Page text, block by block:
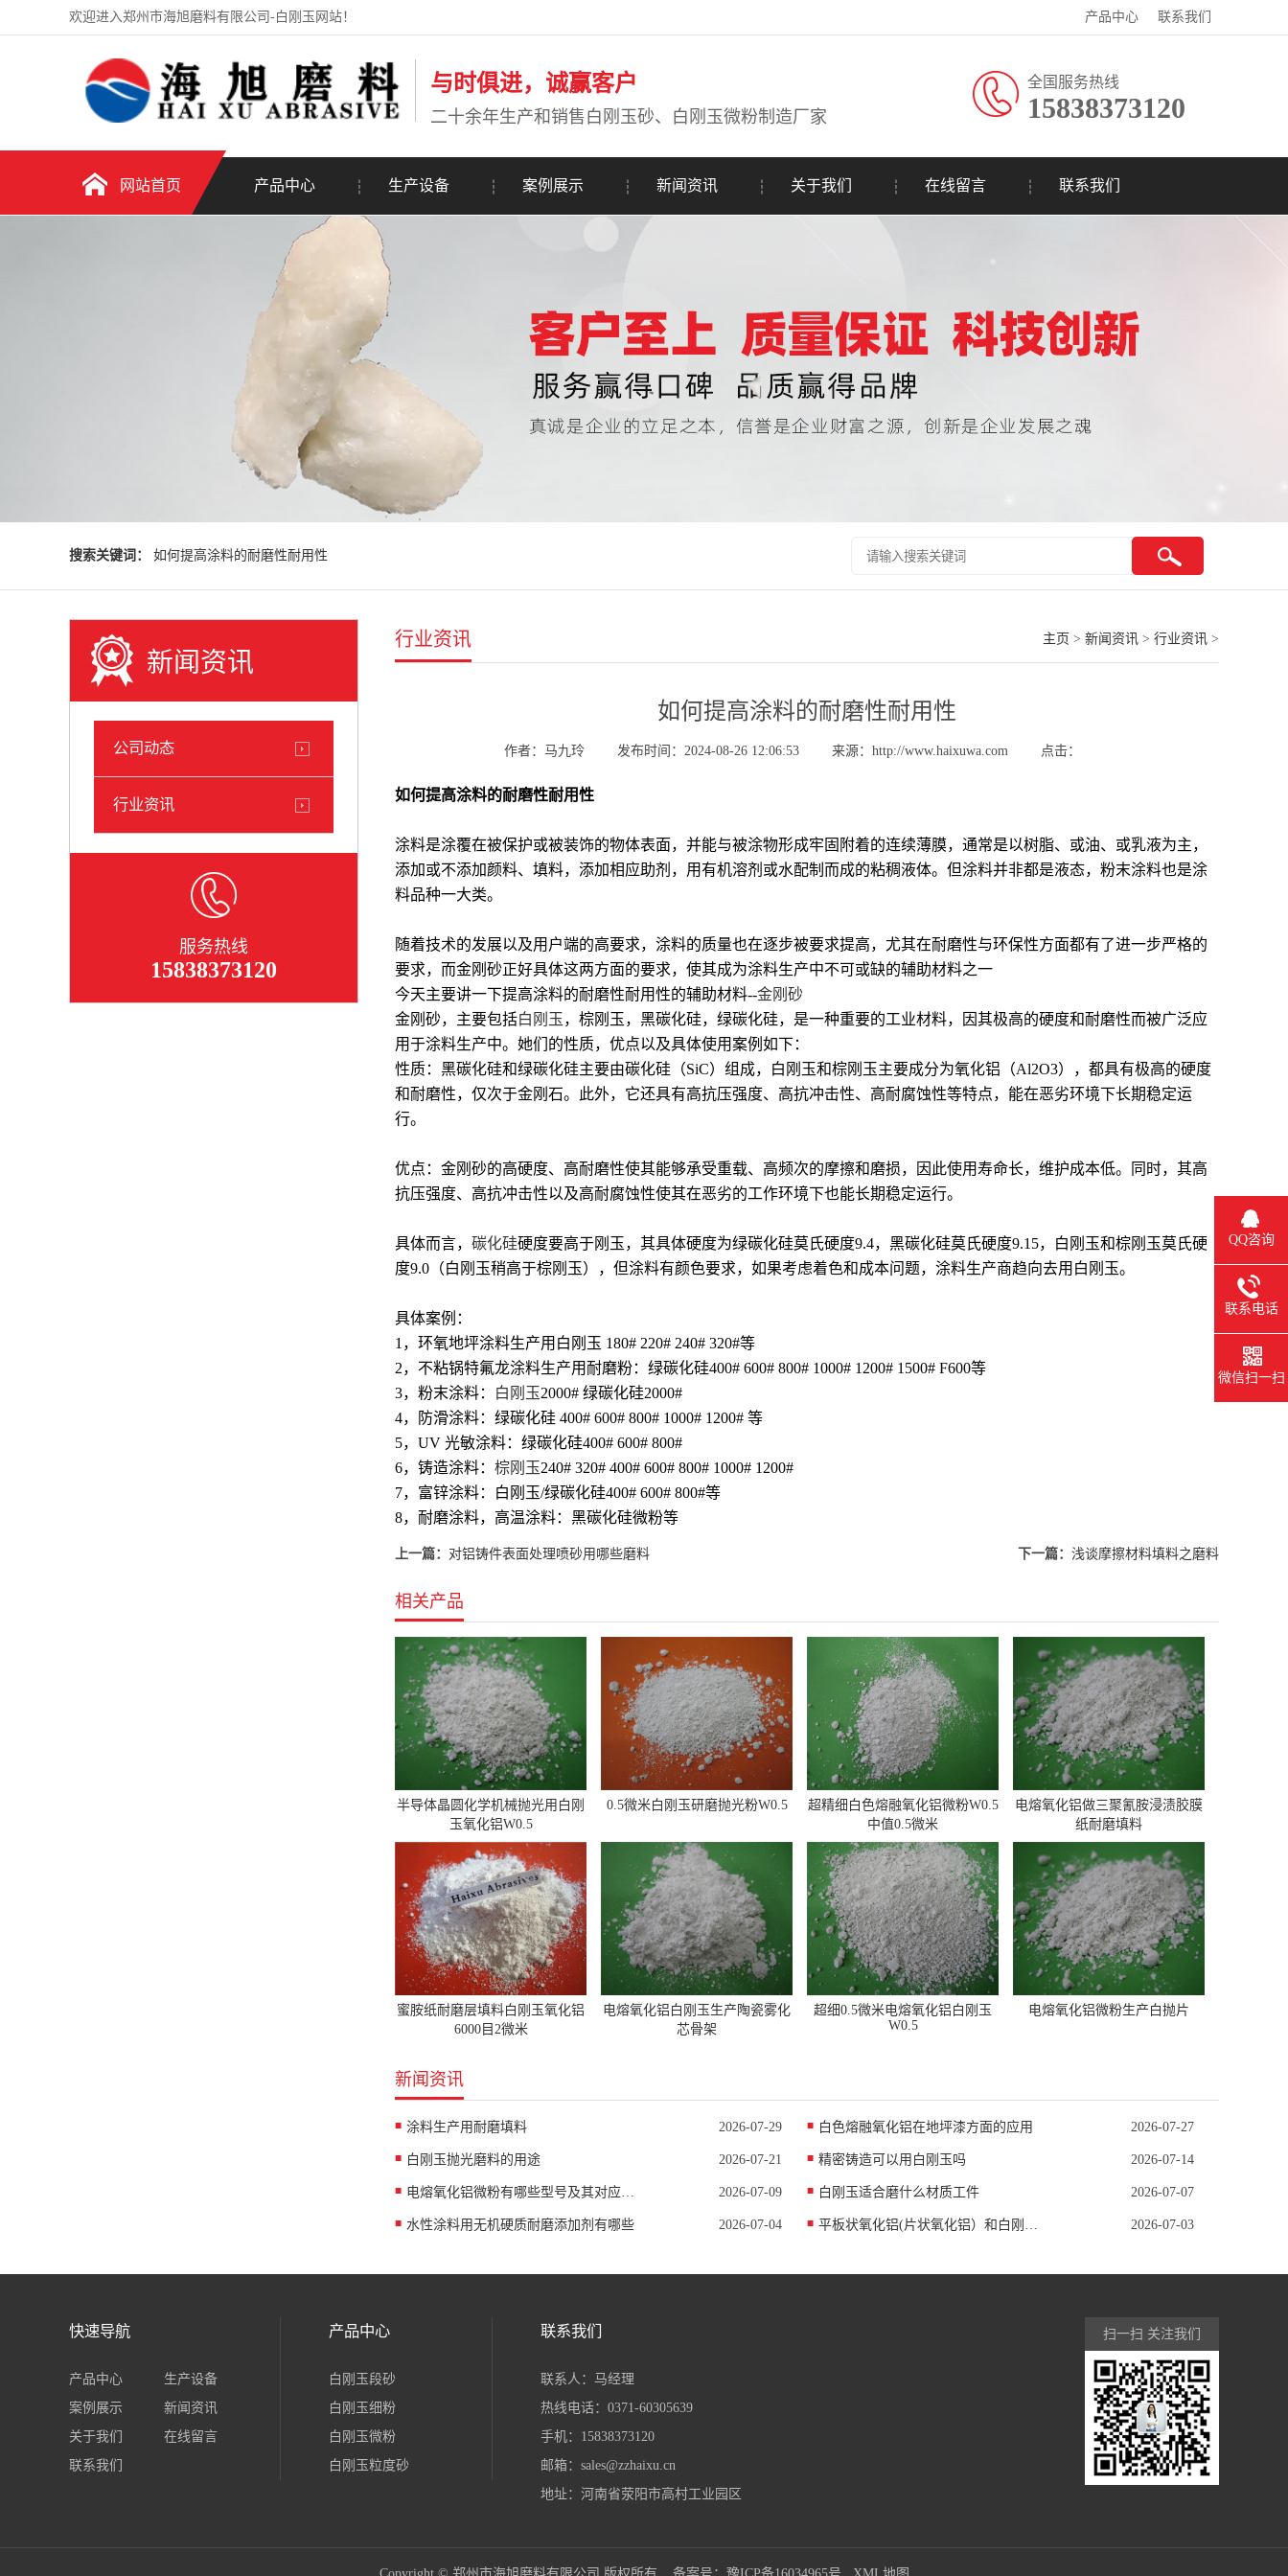
欢迎进入郑州市海旭磨料有限公司-白刚玉网站！ 产品中心 联系我们
与时俱进，诚赢客户
二十余年生产和销售白刚玉砂、白刚玉微粉制造厂家
全国服务热线
15838373120
网站首页 产品中心 生产设备 案例展示 新闻资讯 关于我们 在线留言 联系我们
搜索关键词： 如何提高涂料的耐磨性耐用性
新闻资讯
公司动态
行业资讯
服务热线
15838373120
行业资讯 主页 > 新闻资讯 > 行业资讯 >
如何提高涂料的耐磨性耐用性
作者：马九玲 发布时间：2024-08-26 12:06:53 来源：http://www.haixuwa.com 点击：
如何提高涂料的耐磨性耐用性
涂料是涂覆在被保护或被装饰的物体表面，并能与被涂物形成牢固附着的连续薄膜，通常是以树脂、或油、或乳液为主，
添加或不添加颜料、填料，添加相应助剂，用有机溶剂或水配制而成的粘稠液体。但涂料并非都是液态，粉末涂料也是涂
料品种一大类。
随着技术的发展以及用户端的高要求，涂料的质量也在逐步被要求提高，尤其在耐磨性与环保性方面都有了进一步严格的
要求，而金刚砂正好具体这两方面的要求，使其成为涂料生产中不可或缺的辅助材料之一
今天主要讲一下提高涂料的耐磨性耐用性的辅助材料--金刚砂‌
金刚砂，主要包括白刚玉 ，棕刚玉，黑碳化硅，绿碳化硅，是一种重要的工业材料，因其极高的硬度和耐磨性而被广泛应
用于涂料生产中。她们的性质，优点以及具体使用案例如下：
‌性质‌：黑碳化硅和绿碳化硅主要由碳化硅（SiC）组成，白刚玉和棕刚玉主要成分为氧化铝（Al2O3），都具有极高的硬度
和耐磨性，仅次于金刚石。此外，它还具有高抗压强度、高抗冲击性、高耐腐蚀性等特点，能在恶劣环境下长期稳定运
行。
‌优点‌：金刚砂的高硬度、高耐磨性使其能够承受重载、高频次的摩擦和磨损，因此使用寿命长，维护成本低。同时，其高
抗压强度、高抗冲击性以及高耐腐蚀性使其在恶劣的工作环境下也能长期稳定运行。
具体而言， 碳化硅硬度要高于刚玉，其具体硬度为绿碳化硅莫氏硬度9.4，黑碳化硅莫氏硬度9.15，白刚玉和棕刚玉莫氏硬
度9.0（白刚玉稍高于棕刚玉），但涂料有颜色要求，如果考虑着色和成本问题，涂料生产商趋向去用白刚玉。
具体案例：
1，环氧地坪涂料生产用白刚玉 180# 220# 240# 320#等
2，不粘锅特氟龙涂料生产用耐磨粉：绿碳化硅400# 600# 800# 1000# 1200# 1500# F600等
3，粉末涂料：
白刚玉2000# 绿碳化硅2000#
4，防滑涂料：绿碳化硅 400# 600# 800# 1000# 1200# 等
5，UV 光敏涂料：绿碳化硅400# 600# 800#
6，铸造涂料： 棕刚玉240# 320# 400# 600# 800# 1000# 1200#
7，富锌涂料：白刚玉/绿碳化硅400# 600# 800#等
8，耐磨涂料，高温涂料：黑碳化硅微粉等
上一篇： 对铝铸件表面处理喷砂用哪些磨料 下一篇： 浅谈摩擦材料填料之磨料
相关产品
半导体晶圆化学机械抛光用白刚
玉氧化铝W0.5
0.5微米白刚玉研磨抛光粉W0.5
超精细白色熔融氧化铝微粉W0.5
中值0.5微米
电熔氧化铝做三聚氰胺浸渍胶膜
纸耐磨填料
蜜胺纸耐磨层填料白刚玉氧化铝
6000目2微米
电熔氧化铝白刚玉生产陶瓷雾化
芯骨架
超细0.5微米电熔氧化铝白刚玉
W0.5
电熔氧化铝微粉生产白抛片
新闻资讯
涂料生产用耐磨填料 2026-07-29 白色熔融氧化铝在地坪漆方面的应用 2026-07-27
白刚玉抛光磨料的用途 2026-07-21 精密铸造可以用白刚玉吗 2026-07-14
电熔氧化铝微粉有哪些型号及其对应中值D50 2026-07-09 白刚玉适合磨什么材质工件 2026-07-07
水性涂料用无机硬质耐磨添加剂有哪些 2026-07-04 平板状氧化铝(片状氧化铝）和白刚玉（白色熔融氧化铝WA）的区别 2026-07-03
快速导航
产品中心
生产设备
案例展示
新闻资讯
关于我们
在线留言
联系我们
产品中心
白刚玉段砂
白刚玉细粉
白刚玉微粉
白刚玉粒度砂
联系我们
联系人：马经理
热线电话：0371-60305639
手机：15838373120
邮箱：sales@zzhaixu.cn
地址：河南省荥阳市高村工业园区
扫一扫 关注我们
QQ咨询
联系电话
微信扫一扫